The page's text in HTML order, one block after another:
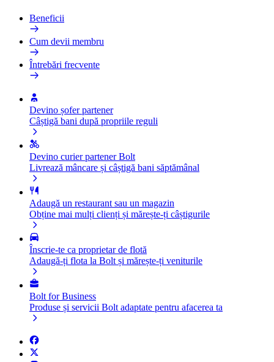
Beneficii
Cum devii membru
Întrebări frecvente
Devino șofer partener
Câștigă bani după propriile reguli
Devino curier partener Bolt
Livrează mâncare și câștigă bani săptămânal
Adaugă un restaurant sau un magazin
Obține mai mulți clienți și mărește-ți câștigurile
Înscrie-te ca proprietar de flotă
Adaugă-ți flota la Bolt și mărește-ți veniturile
Bolt for Business
Produse și servicii Bolt adaptate pentru afacerea ta